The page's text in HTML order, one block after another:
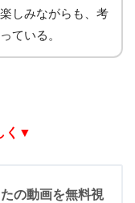
しみながらも、考
ている。
く▼
の動画を無料視